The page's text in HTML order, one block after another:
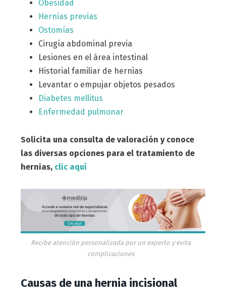
Obesidad
Hernias previas
Ostomías
Cirugía abdominal previa
Lesiones en el área intestinal
Historial familiar de hernias
Levantar o empujar objetos pesados
Diabetes mellitus
Enfermedad pulmonar
Solicita una consulta de valoración y conoce
las diversas opciones para el tratamiento de
hernias, clic aquí
Recibe atención personalizada por un experto y evita
complicaciones
Causas de una hernia incisional